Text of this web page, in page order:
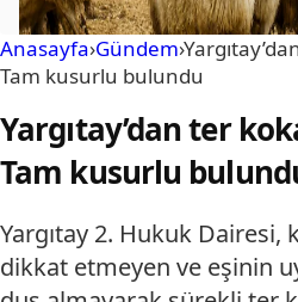
Anasayfa›Gündem›
Tam kusurlu bulundu
Yargıtay’dan ter
Tam kusurlu
Yargıtay 2. Hukuk Dairesi,
dikkat etmeyen ve eşinin